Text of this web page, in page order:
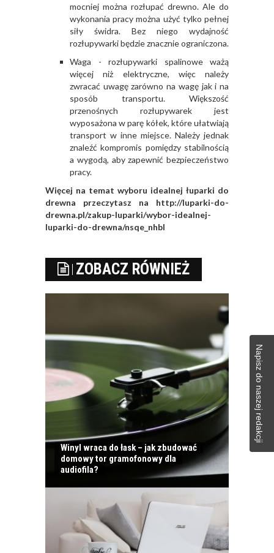
mocniej można rozłupać drewno. Ale do
wykonania pracy można użyć tylko pełnej
siły świdra. Bez niego wydajność
rozłupywarki będzie znacznie ograniczona.
Waga - rozłupywarki spalinowe ważą
więcej niż elektryczne, więc należy
zwracać uwagę zarówno na wagę jak i na
sposób transportu. Większość
przenośnych rozłupywarek jest
wyposażona w parę kółek, które ułatwiają
transport w inne miejsce. Należy jednak
znaleźć kompromis pomiędzy stabilnością
a wygodą, aby zapewnić bezpieczeństwo
pracy.
Więcej na temat wyboru idealnej łuparki do
drewna przeczytasz na http://luparki-do-
drewna.pl/zakup-luparki/wybor-idealnej-
luparki-do-drewna/nsqe_nhbl
ZOBACZ RÓWNIEŻ
Winyl wraca do łask – jak zbudować
domowy tor gramofonowy dla
audiofila?
Napisz do naszej redakcji